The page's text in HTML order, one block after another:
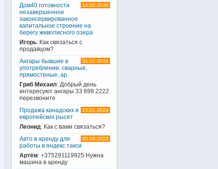
16.02.2024
Дом40 готовности
незавершенное
законсервированное
капитальное строение на
берегу живописного озера
Игорь: Как связаться с
продавцом?
31.01.2024
Ангары бывшие в
употреблении. сварные,
прямостеные, ар
Гриб Михаил: Добрый день
интересуют ангары 33 699 2222
перезвоните
15.01.2024
Продажа канадских и
европейских рысят
Леонид: Как с вами связаться?
05.09.2023
Авто в аренду для
работы в яндекс такси
Артём: +375291119925 Нужна
машина в аренду